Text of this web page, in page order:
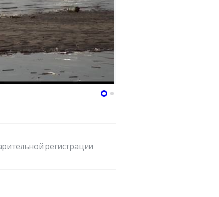
регистрации